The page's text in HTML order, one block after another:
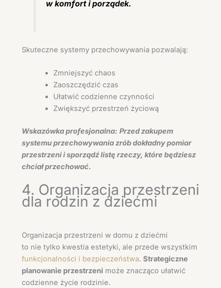
w komfort i porządek.
Skuteczne systemy przechowywania pozwalają:
Zmniejszyć chaos
Zaoszczędzić czas
Ułatwić codzienne czynności
Zwiększyć przestrzeń życiową
Wskazówka profesjonalna: Przed zakupem
systemu przechowywania zrób dokładny pomiar
przestrzeni i sporządź listę rzeczy, które będziesz
chciał przechować.
4. Organizacja przestrzeni
dla rodzin z dziećmi
Organizacja przestrzeni w domu z dziećmi
to nie tylko kwestia estetyki, ale przede wszystkim
funkcjonalności i bezpieczeństwa. Strategiczne
planowanie przestrzeni może znacząco ułatwić
codzienne życie rodzinie.